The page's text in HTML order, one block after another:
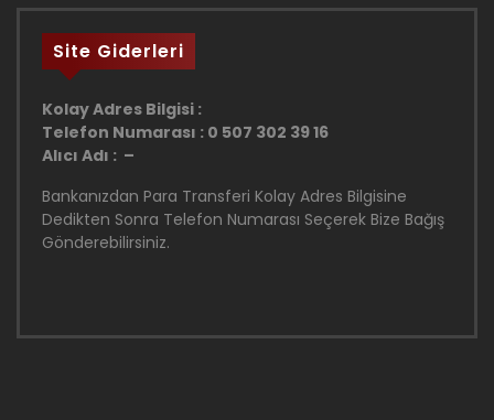
Site Giderleri
Kolay Adres Bilgisi :
Telefon Numarası : 0 507 302 39 16
Alıcı Adı : –
Bankanızdan Para Transferi Kolay Adres Bilgisine
Dedikten Sonra Telefon Numarası Seçerek Bize Bağış
Gönderebilirsiniz.